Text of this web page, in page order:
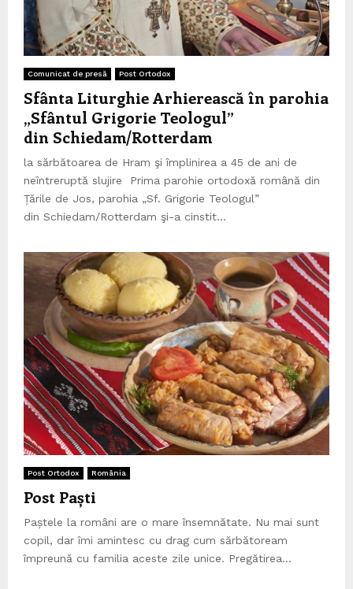
Comunicat de presă Post Ortodox
Sfânta Liturghie Arhierească în parohia
„Sfântul Grigorie Teologul”
din Schiedam/Rotterdam
la sărbătoarea de Hram şi împlinirea a 45 de ani de
neîntreruptă slujire Prima parohie ortodoxă română din
Țările de Jos, parohia „Sf. Grigorie Teologul”
din Schiedam/Rotterdam şi-a cinstit...
Post Ortodox România
Post Paști
Paștele la români are o mare însemnătate. Nu mai sunt
copil, dar îmi amintesc cu drag cum sărbătoream
împreună cu familia aceste zile unice. Pregătirea...